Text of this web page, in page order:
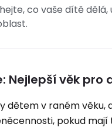
co vaše dítě dělá,
Nejlepší věk
dětem v raném
pokud